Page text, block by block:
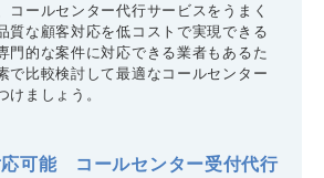
コールセンター代行サービスをうまく
質な顧客対応を低コストで実現できる
門的な案件に対応できる業者もあるた
で比較検討して最適なコールセンター
けましょう。
可能 コールセンター受付代行